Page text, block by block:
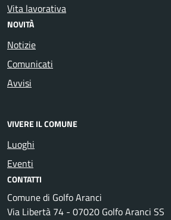
Vita lavorativa
NOVITÀ
Notizie
Comunicati
Avvisi
VIVERE IL COMUNE
Luoghi
Eventi
CONTATTI
Comune di Golfo Aranci
Via Libertà 74 - 07020 Golfo Aranci SS